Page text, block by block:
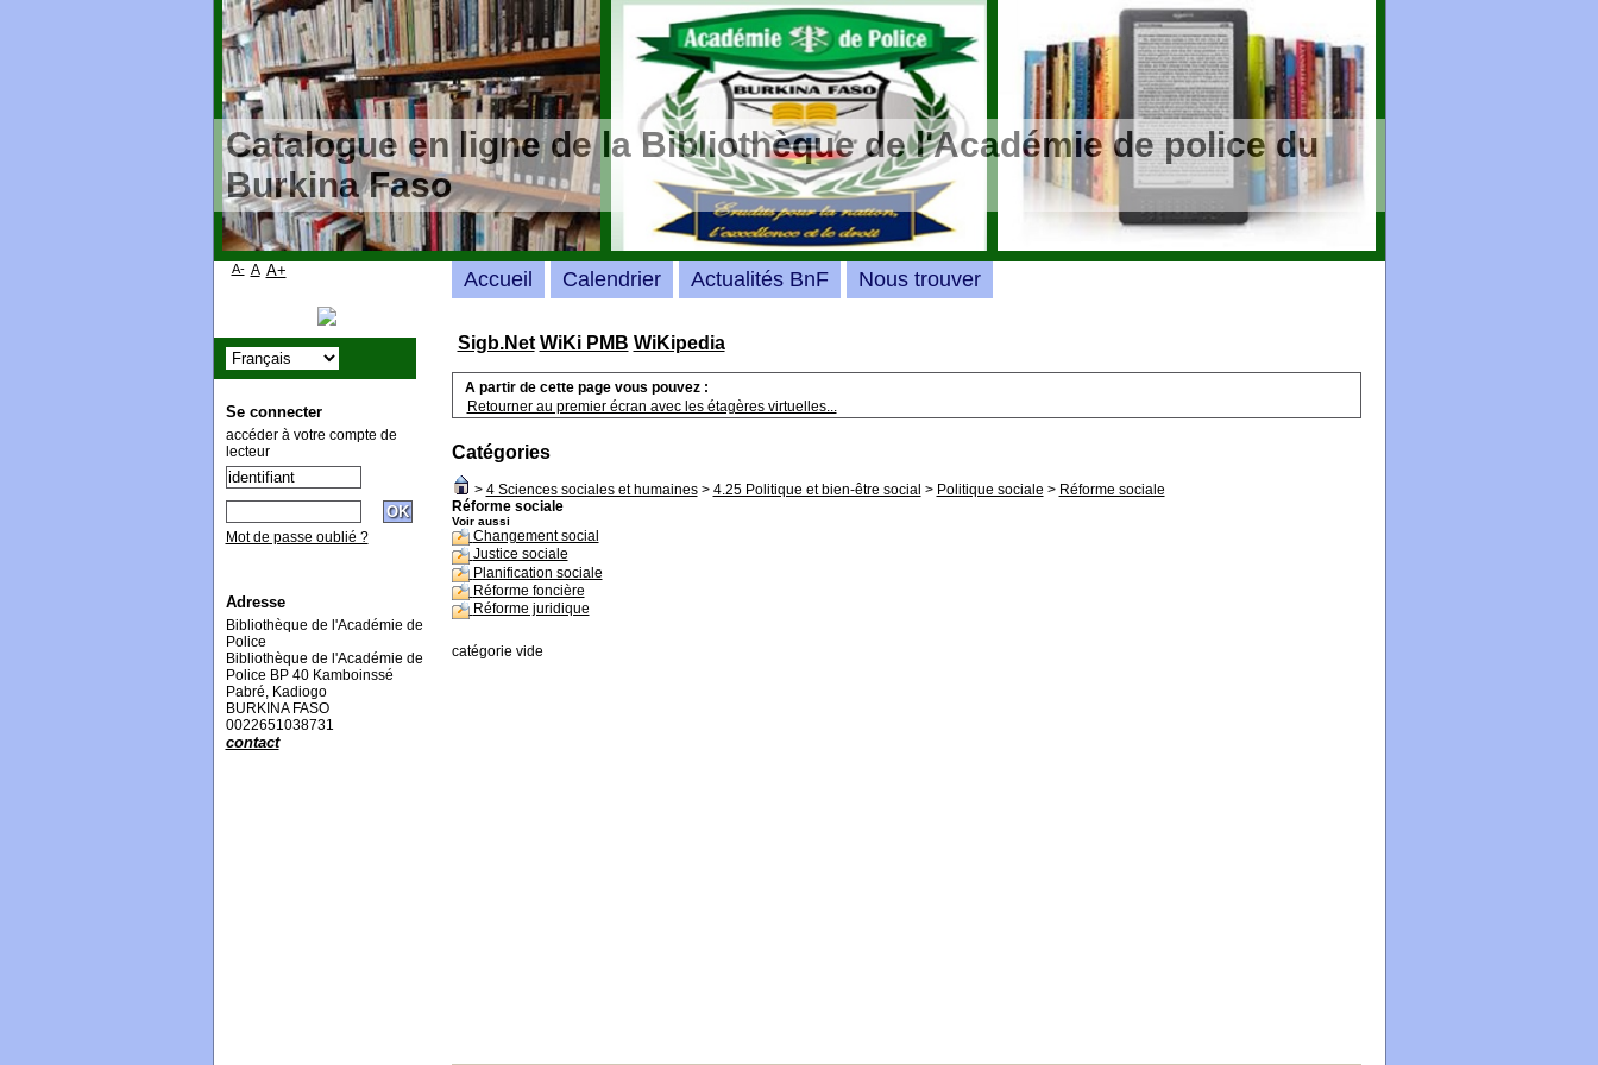
Catalogue en ligne de la Bibliothèque de l'Académie de police du
Burkina Faso
Sigb.Net WiKi PMB WiKipedia
A partir de cette page vous pouvez :
Retourner au premier écran avec les étagères virtuelles...
Catégories
> 4 Sciences sociales et humaines> 4.25 Politique et bien-être social > Politique sociale > Réforme sociale
Réforme sociale
Voir aussi
Changement social
Justice sociale
Planification sociale
Réforme foncière
Réforme juridique
catégorie vide
Accueil Calendrier Actualités BnF Nous trouver
A- A A+
Se connecter
accéder à votre compte de
lecteur
Mot de passe oublié ?
Adresse
Bibliothèque de l'Académie de
Police
Bibliothèque de l'Académie de
Police BP 40 Kamboinssé
Pabré, Kadiogo
BURKINA FASO
0022651038731
contact